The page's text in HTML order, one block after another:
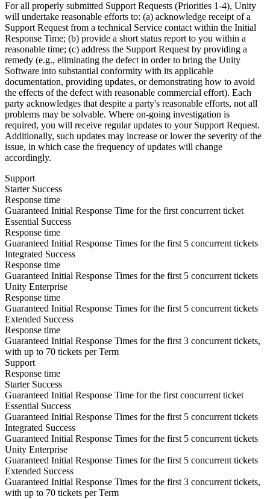
For all properly submitted Support Requests (Priorities 1-4), Unity
will undertake reasonable efforts to: (a) acknowledge receipt of a
Support Request from a technical Service contact within the Initial
Response Time; (b) provide a short status report to you within a
reasonable time; (c) address the Support Request by providing a
remedy (e.g., eliminating the defect in order to bring the Unity
Software into substantial conformity with its applicable
documentation, providing updates, or demonstrating how to avoid
the effects of the defect with reasonable commercial effort). Each
party acknowledges that despite a party's reasonable efforts, not all
problems may be solvable. Where on-going investigation is
required, you will receive regular updates to your Support Request.
Additionally, such updates may increase or lower the severity of the
issue, in which case the frequency of updates will change
accordingly.
Support
Starter Success
Response time
Guaranteed Initial Response Time for the first concurrent ticket
Essential Success
Response time
Guaranteed Initial Response Times for the first 5 concurrent tickets
Integrated Success
Response time
Guaranteed Initial Response Times for the first 5 concurrent tickets
Unity Enterprise
Response time
Guaranteed Initial Response Times for the first 5 concurrent tickets
Extended Success
Response time
Guaranteed Initial Response Times for the first 3 concurrent tickets,
with up to 70 tickets per Term
Support
Response time
Starter Success
Guaranteed Initial Response Time for the first concurrent ticket
Essential Success
Guaranteed Initial Response Times for the first 5 concurrent tickets
Integrated Success
Guaranteed Initial Response Times for the first 5 concurrent tickets
Unity Enterprise
Guaranteed Initial Response Times for the first 5 concurrent tickets
Extended Success
Guaranteed Initial Response Times for the first 3 concurrent tickets,
with up to 70 tickets per Term